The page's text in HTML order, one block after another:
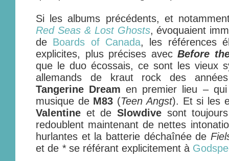
Si les albums précédents, et
Red Seas & Lost Ghosts, évoquaient
de Boards of Canada, les références
explicites, plus précises avecBefore
que le duo écossais, ce sont les vieux
allemands de kraut rock des
Tangerine Dream en premier lieu –
musique de M83 (Teen Angst). Et si les
Valentine et de Slowdive sont
redoublent maintenant de nettes
hurlantes et la batterie déchaînée de
et de * se référant explicitement à